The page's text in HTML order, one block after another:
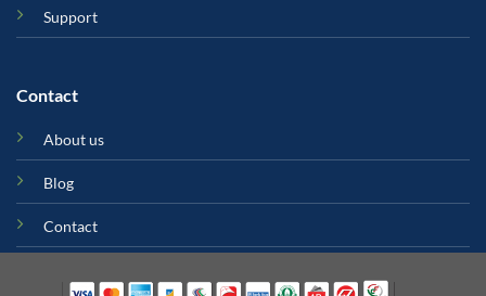
Support
Contact
About us
Blog
Contact